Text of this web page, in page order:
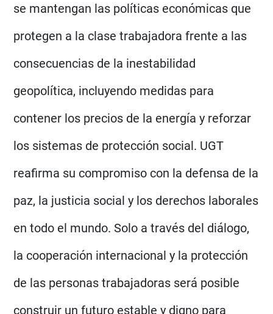
se mantengan las políticas económicas que
protegen a la clase trabajadora frente a las
consecuencias de la inestabilidad
geopolítica, incluyendo medidas para
contener los precios de la energía y reforzar
los sistemas de protección social. UGT
reafirma su compromiso con la defensa de la
paz, la justicia social y los derechos laborales
en todo el mundo. Solo a través del diálogo,
la cooperación internacional y la protección
de las personas trabajadoras será posible
construir un futuro estable y digno para